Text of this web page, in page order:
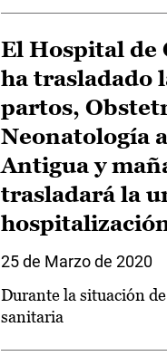
El Hospital de
ha trasladado
partos,
Neonatología
Antigua y
trasladará la
25 de Marzo de 2020
Durante la situación
sanitaria